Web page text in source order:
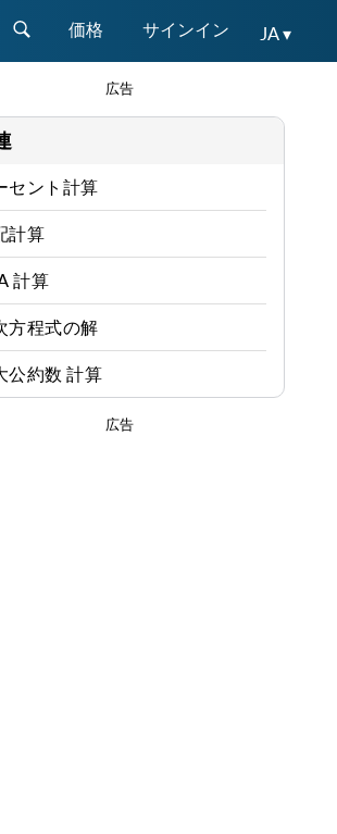
価格 サインイン JA ▾
広告
セント計算
計算
計算
方程式の解
公約数 計算
広告